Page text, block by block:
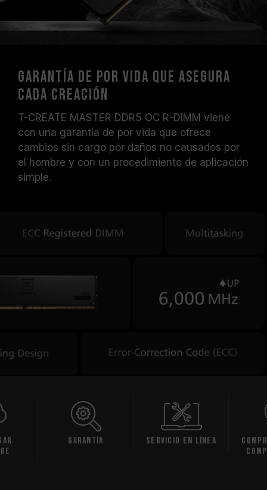
Garantía de por vida que asegura
cada creación
T-CREATE MASTER DDR5 OC R-DIMM viene
con una garantía de por vida que ofrece
cambios sin cargo por daños no causados por
el hombre y con un procedimiento de aplicación
simple.
Garantía Servicio en línea